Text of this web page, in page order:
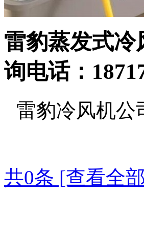
雷豹蒸发式冷
询电话：
雷豹冷风机公
共0条 [查看全